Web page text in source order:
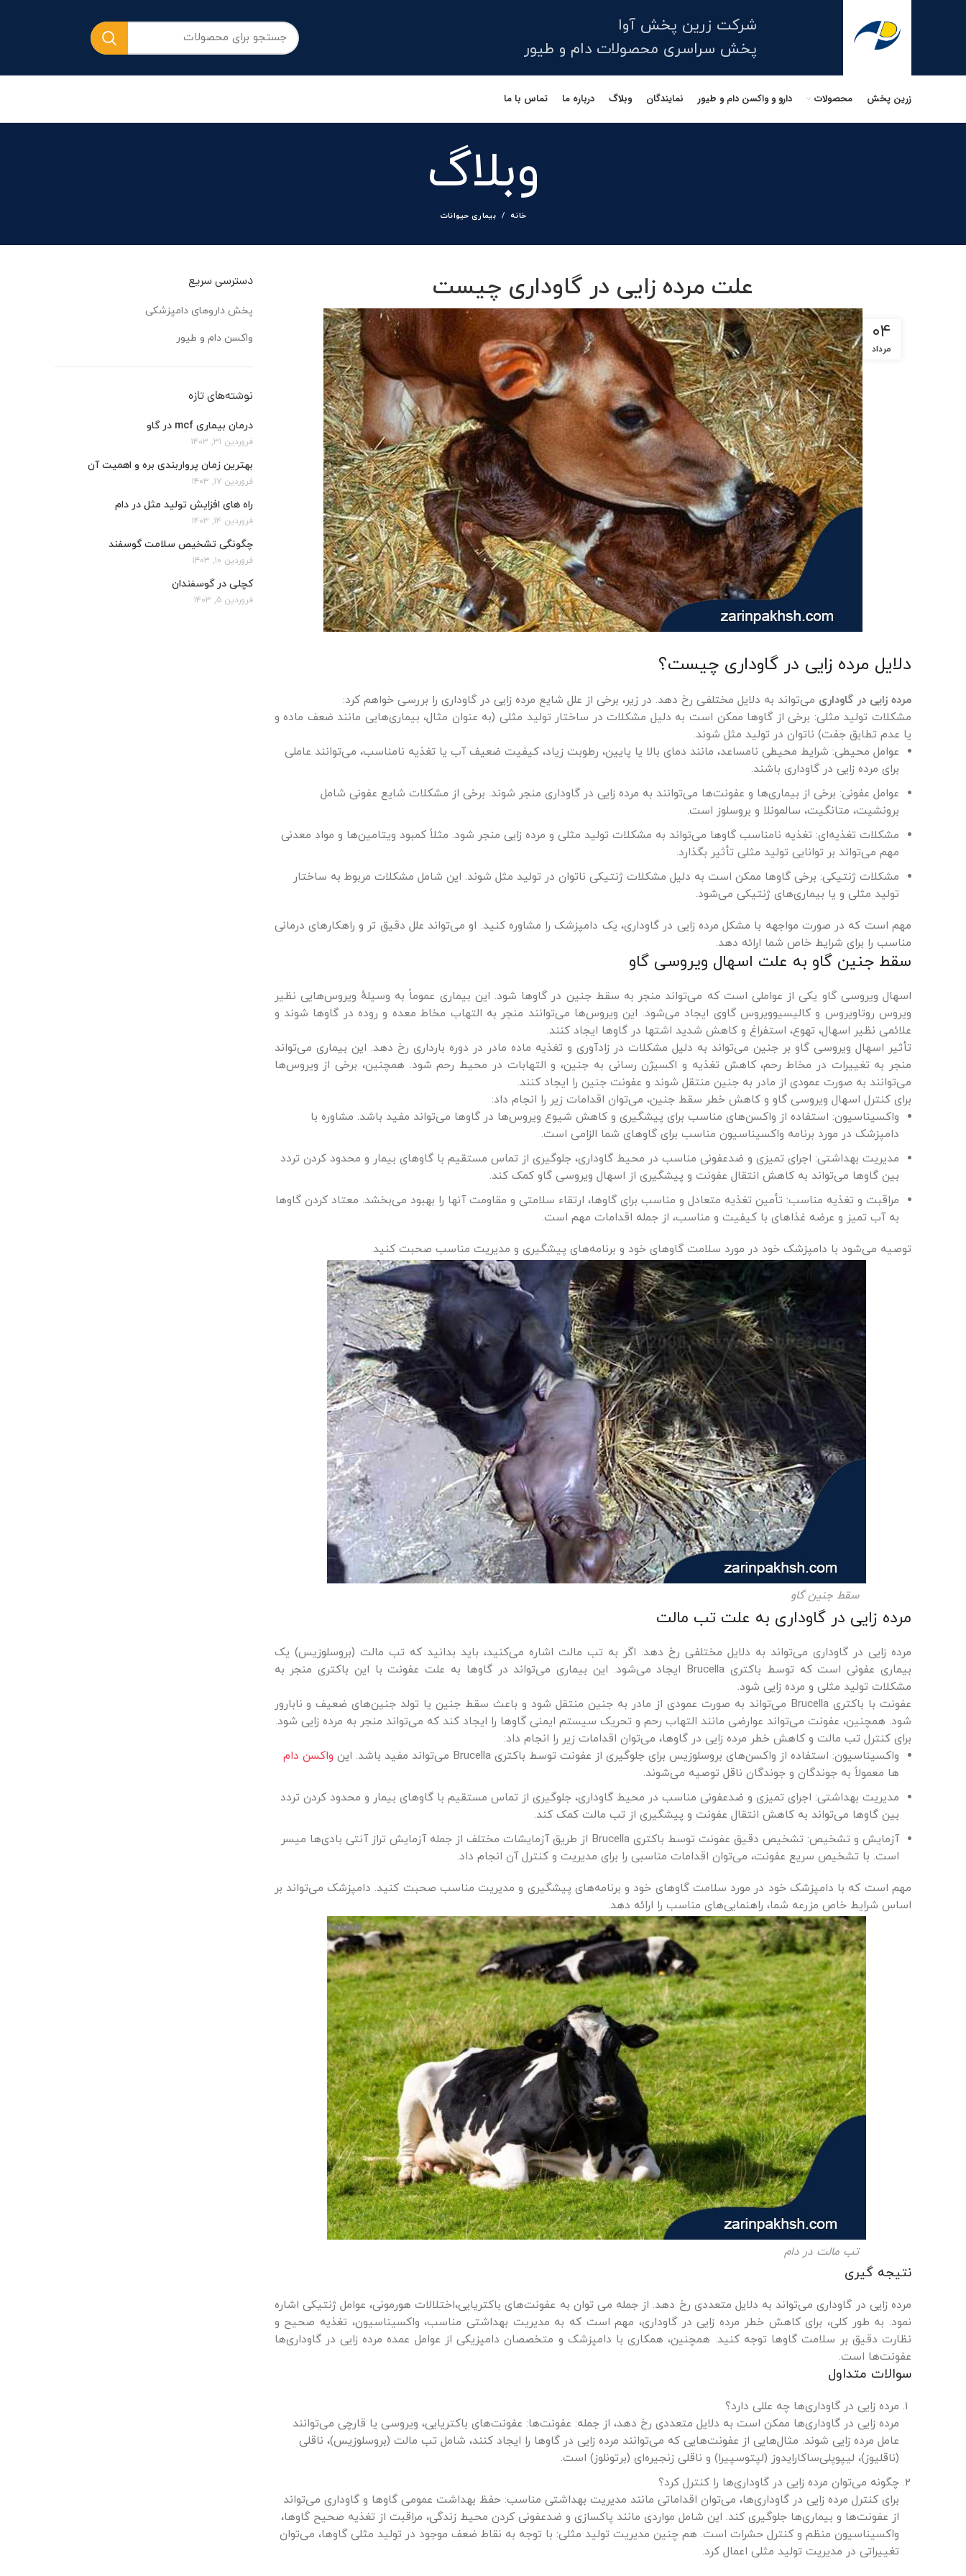
شرکت زرین پخش آوا
پخش سراسری محصولات دام و طیور
زرین پخش محصولات دارو و واکسن دام و طیور نمایندگان وبلاگ درباره ما تماس با ما
وبلاگ
خانه بیماری حیوانات
علت مرده زایی در گاوداری چیست
۰۴
مرداد
دلایل مرده زایی در گاوداری چیست؟
مرده زایی در گاوداری می‌تواند به دلایل مختلفی رخ دهد. در زیر، برخی از علل شایع مرده زایی در گاوداری را بررسی خواهم کرد:
مشکلات تولید مثلی: برخی از گاوها ممکن است به دلیل مشکلات در ساختار تولید مثلی (به عنوان مثال، بیماری‌هایی مانند ضعف ماده و
یا عدم تطابق جفت) ناتوان در تولید مثل شوند.
عوامل محیطی: شرایط محیطی نامساعد، مانند دمای بالا یا پایین، رطوبت زیاد، کیفیت ضعیف آب یا تغذیه نامناسب، می‌توانند عاملی
برای مرده زایی در گاوداری باشند.
عوامل عفونی: برخی از بیماری‌ها و عفونت‌ها می‌توانند به مرده زایی در گاوداری منجر شوند. برخی از مشکلات شایع عفونی شامل
برونشیت، متانگیت، سالمونلا و بروسلوز است.
مشکلات تغذیه‌ای: تغذیه نامناسب گاوها می‌تواند به مشکلات تولید مثلی و مرده زایی منجر شود. مثلاً کمبود ویتامین‌ها و مواد معدنی
مهم می‌تواند بر توانایی تولید مثلی تأثیر بگذارد.
مشکلات ژنتیکی: برخی گاوها ممکن است به دلیل مشکلات ژنتیکی ناتوان در تولید مثل شوند. این شامل مشکلات مربوط به ساختار
تولید مثلی و یا بیماری‌های ژنتیکی می‌شود.
مهم است که در صورت مواجهه با مشکل مرده زایی در گاوداری، یک دامپزشک را مشاوره کنید. او می‌تواند علل دقیق تر و راهکارهای درمانی
مناسب را برای شرایط خاص شما ارائه دهد.
سقط جنین گاو به علت اسهال ویروسی گاو
اسهال ویروسی گاو یکی از عواملی است که می‌تواند منجر به سقط جنین در گاوها شود. این بیماری عموماً به وسیلهٔ ویروس‌هایی نظیر
ویروس روتاویروس و کالیسیوویروس گاوی ایجاد می‌شود. این ویروس‌ها می‌توانند منجر به التهاب مخاط معده و روده در گاوها شوند و
علائمی نظیر اسهال، تهوع، استفراغ و کاهش شدید اشتها در گاوها ایجاد کنند.
تأثیر اسهال ویروسی گاو بر جنین می‌تواند به دلیل مشکلات در زادآوری و تغذیه ماده مادر در دوره بارداری رخ دهد. این بیماری می‌تواند
منجر به تغییرات در مخاط رحم، کاهش تغذیه و اکسیژن رسانی به جنین، و التهابات در محیط رحم شود. همچنین، برخی از ویروس‌ها
می‌توانند به صورت عمودی از مادر به جنین منتقل شوند و عفونت جنین را ایجاد کنند.
برای کنترل اسهال ویروسی گاو و کاهش خطر سقط جنین، می‌توان اقدامات زیر را انجام داد:
واکسیناسیون: استفاده از واکسن‌های مناسب برای پیشگیری و کاهش شیوع ویروس‌ها در گاوها می‌تواند مفید باشد. مشاوره با
دامپزشک در مورد برنامه واکسیناسیون مناسب برای گاوهای شما الزامی است.
مدیریت بهداشتی: اجرای تمیزی و ضدعفونی مناسب در محیط گاوداری، جلوگیری از تماس مستقیم با گاوهای بیمار و محدود کردن تردد
بین گاوها می‌تواند به کاهش انتقال عفونت و پیشگیری از اسهال ویروسی گاو کمک کند.
مراقبت و تغذیه مناسب: تأمین تغذیه متعادل و مناسب برای گاوها، ارتقاء سلامتی و مقاومت آنها را بهبود می‌بخشد. معتاد کردن گاوها
به آب تمیز و عرضه غذاهای با کیفیت و مناسب، از جمله اقدامات مهم است.
توصیه می‌شود با دامپزشک خود در مورد سلامت گاوهای خود و برنامه‌های پیشگیری و مدیریت مناسب صحبت کنید.
سقط جنین گاو
مرده زایی در گاوداری به علت تب مالت
مرده زایی در گاوداری می‌تواند به دلایل مختلفی رخ دهد. اگر به تب مالت اشاره می‌کنید، باید بدانید که تب مالت (بروسلوزیس) یک
بیماری عفونی است که توسط باکتری Brucella ایجاد می‌شود. این بیماری می‌تواند در گاوها به علت عفونت با این باکتری منجر به
مشکلات تولید مثلی و مرده زایی شود.
عفونت با باکتری Brucella می‌تواند به صورت عمودی از مادر به جنین منتقل شود و باعث سقط جنین یا تولد جنین‌های ضعیف و نابارور
شود. همچنین، عفونت می‌تواند عوارضی مانند التهاب رحم و تحریک سیستم ایمنی گاوها را ایجاد کند که می‌تواند منجر به مرده زایی شود.
برای کنترل تب مالت و کاهش خطر مرده زایی در گاوها، می‌توان اقدامات زیر را انجام داد:
واکسیناسیون: استفاده از واکسن‌های بروسلوزیس برای جلوگیری از عفونت توسط باکتری Brucella می‌تواند مفید باشد. این
واکسن‌ دام
ها معمولاً به جوندگان و جوندگان ناقل توصیه می‌شوند.
مدیریت بهداشتی: اجرای تمیزی و ضدعفونی مناسب در محیط گاوداری، جلوگیری از تماس مستقیم با گاوهای بیمار و محدود کردن تردد
بین گاوها می‌تواند به کاهش انتقال عفونت و پیشگیری از تب مالت کمک کند.
آزمایش و تشخیص: تشخیص دقیق عفونت توسط باکتری Brucella از طریق آزمایشات مختلف از جمله آزمایش تراز آنتی بادی‌ها میسر
است. با تشخیص سریع عفونت، می‌توان اقدامات مناسبی را برای مدیریت و کنترل آن انجام داد.
مهم است که با دامپزشک خود در مورد سلامت گاوهای خود و برنامه‌های پیشگیری و مدیریت مناسب صحبت کنید. دامپزشک می‌تواند بر
اساس شرایط خاص مزرعه شما، راهنمایی‌های مناسب را ارائه دهد.
تب مالت در دام
نتیجه گیری
مرده زایی در گاوداری می‌تواند به دلایل متعددی رخ دهد. از جمله می توان به عفونت‌های باکتریایی،اختلالات هورمونی، عوامل ژنتیکی اشاره
نمود. به طور کلی، برای کاهش خطر مرده زایی در گاوداری، مهم است که به مدیریت بهداشتی مناسب، واکسیناسیون، تغذیه صحیح و
نظارت دقیق بر سلامت گاوها توجه کنید. همچنین، همکاری با دامپزشک و متخصصان دامپزیکی از عوامل عمده مرده زایی در گاوداری‌ها
عفونت‌ها است.
سوالات متداول
مرده زایی در گاوداری‌ها چه عللی دارد؟
مرده زایی در گاوداری‌ها ممکن است به دلایل متعددی رخ دهد، از جمله: عفونت‌ها: عفونت‌های باکتریایی، ویروسی یا قارچی می‌توانند
عامل مرده زایی شوند. مثال‌هایی از عفونت‌هایی که می‌توانند مرده زایی در گاوها را ایجاد کنند، شامل تب مالت (بروسلوزیس)، ناقلی
(ناقلیوز)، لیپوپلی‌ساکارایدوز (لپتوسپیرا) و ناقلی زنجیره‌ای (برتونلوز) است.
چگونه می‌توان مرده زایی در گاوداری‌ها را کنترل کرد؟
برای کنترل مرده زایی در گاوداری‌ها، می‌توان اقداماتی مانند مدیریت بهداشتی مناسب: حفظ بهداشت عمومی گاوها و گاوداری می‌تواند
از عفونت‌ها و بیماری‌ها جلوگیری کند. این شامل مواردی مانند پاکسازی و ضدعفونی کردن محیط زندگی، مراقبت از تغذیه صحیح گاوها،
واکسیناسیون منظم و کنترل حشرات است. هم چنین مدیریت تولید مثلی: با توجه به نقاط ضعف موجود در تولید مثلی گاوها، می‌توان
تغییراتی در مدیریت تولید مثلی اعمال کرد.
دسترسی سریع
پخش داروهای دامپزشکی
واکسن دام و طیور
نوشته‌های تازه
درمان بیماری mcf در گاو
فروردین ۳۱, ۱۴۰۳
بهترین زمان پرواربندی بره و اهمیت آن
فروردین ۱۷, ۱۴۰۳
راه های افزایش تولید مثل در دام
فروردین ۱۴, ۱۴۰۳
چگونگی تشخیص سلامت گوسفند
فروردین ۱۰, ۱۴۰۳
کچلی در گوسفندان
فروردین ۵, ۱۴۰۳